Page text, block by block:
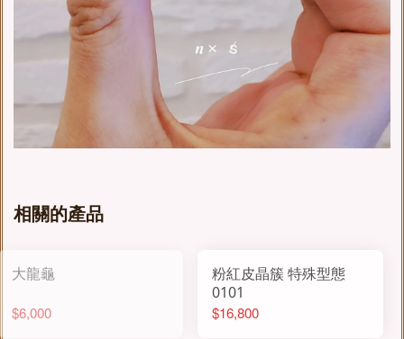
相關的產品
大龍龜
$6,000
粉紅皮晶簇 特殊型態
0101
$16,800